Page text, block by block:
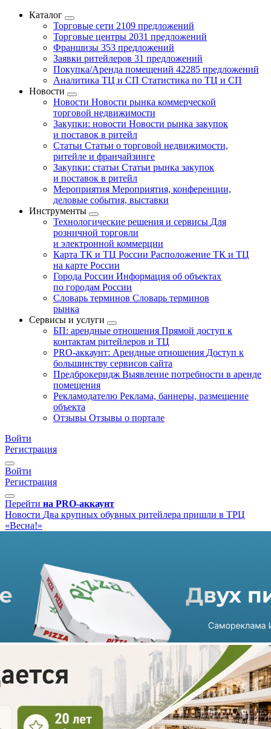
Каталог
Торговые сети 2109 предложений
Торговые центры 2031 предложений
Франшизы 353 предложений
Заявки ритейлеров 31 предложений
Покупка/Аренда помещений 42285 предложений
Аналитика ТЦ и СП Статистика по ТЦ и СП
Новости
Новости Новости рынка коммерческой
торговой недвижимости
Закупки: новости Новости рынка закупок
и поставок в ритейл
Статьи Статьи о торговой недвижимости,
ритейле и франчайзинге
Закупки: статьи Статьи рынка закупок
и поставок в ритейл
Мероприятия Мероприятия, конференции,
деловые события, выставки
Инструменты
Технологические решения и сервисы Для
розничной торговли
и электронной коммерции
Карта ТК и ТЦ России Расположение ТК и ТЦ
на карте России
Города России Информация об объектах
по городам России
Словарь терминов Словарь терминов
рынка
Сервисы и услуги
БП: арендные отношения Прямой доступ к
контактам ритейлеров и ТЦ
PRO-аккаунт: Арендные отношения Доступ к
большинству сервисов сайта
Предброкеридж Выявление потребности в аренде
помещения
Рекламодателю Реклама, баннеры, размещение
объекта
Отзывы Отзывы о портале
Войти
Регистрация
Войти
Регистрация
Перейти на PRO-аккаунт
Новости Два крупных обувных ритейлера пришли в ТРЦ
«Весна!»
Два крупных обувных
ритейлера пришли в ТРЦ
«Весна!»